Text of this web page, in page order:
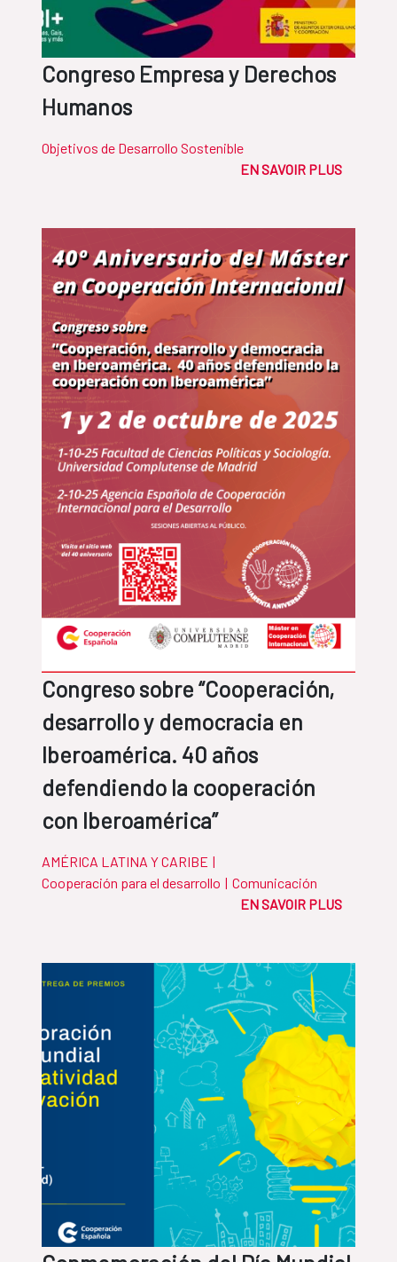
Congreso Empresa y Derechos
Humanos
Objetivos de Desarrollo Sostenible
EN SAVOIR PLUS
Congreso sobre “Cooperación,
desarrollo y democracia en
Iberoamérica. 40 años
defendiendo la cooperación
con Iberoamérica”
AMÉRICA LATINA Y CARIBE |
Cooperación para el desarrollo | Comunicación
EN SAVOIR PLUS